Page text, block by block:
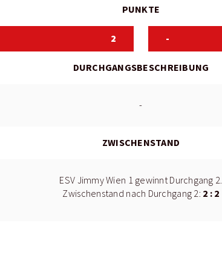
PUNKTE
2 -
DURCHGANGSBESCHREIBUNG
-
ZWISCHENSTAND
ESV Jimmy Wien 1 gewinnt Durchgang 2.
Zwischenstand nach Durchgang 2: 2 : 2